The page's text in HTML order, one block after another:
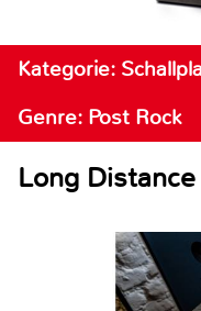
Kategorie:
Genre: Post Rock
Long